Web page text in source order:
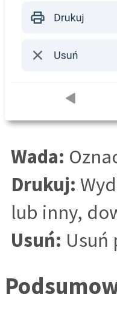
Wada:
Drukuj:
lub inny,
Usuń: